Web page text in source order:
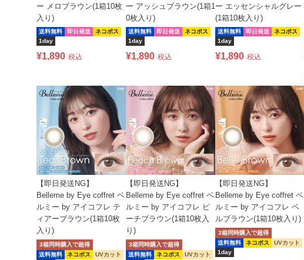
ー メロブラウン(1箱10枚
入り)
送料無料 即日発送
ネコポス
1day
¥1,890 税込
ー アッシュブラウン(1箱1
0枚入り)
送料無料 即日発送
ネコポス
1day
¥1,890 税込
ー エッセンシャルグレー
(1箱10枚入り)
送料無料 即日発送
ネコポス
1day
¥1,890 税込
【即日発送NG】
Belleme by Eye coffret ベ
ルミー by アイコフレ テ
ィアーブラウン(1箱10枚
入り)
送料無料 ネコポス
UVカット
3箱同時購入で超得
【即日発送NG】
Belleme by Eye coffret ベ
ルミー by アイコフレ ピ
ーチブラウン(1箱10枚入
り)
送料無料 ネコポス
UVカット
3箱同時購入で超得
【即日発送NG】
Belleme by Eye coffret ベ
ルミー by アイコフレ ベ
ルブラウン(1箱10枚入り)
送料無料 ネコポス
UVカット
1day
3箱同時購入で超得